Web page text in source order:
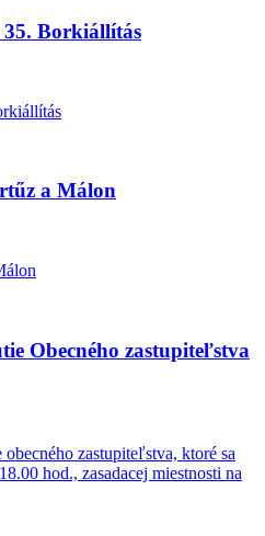
Borkiállítás
a Málon
Obecného zastupiteľstva
zastupiteľstva, ktoré sa
hod., zasadacej miestnosti na